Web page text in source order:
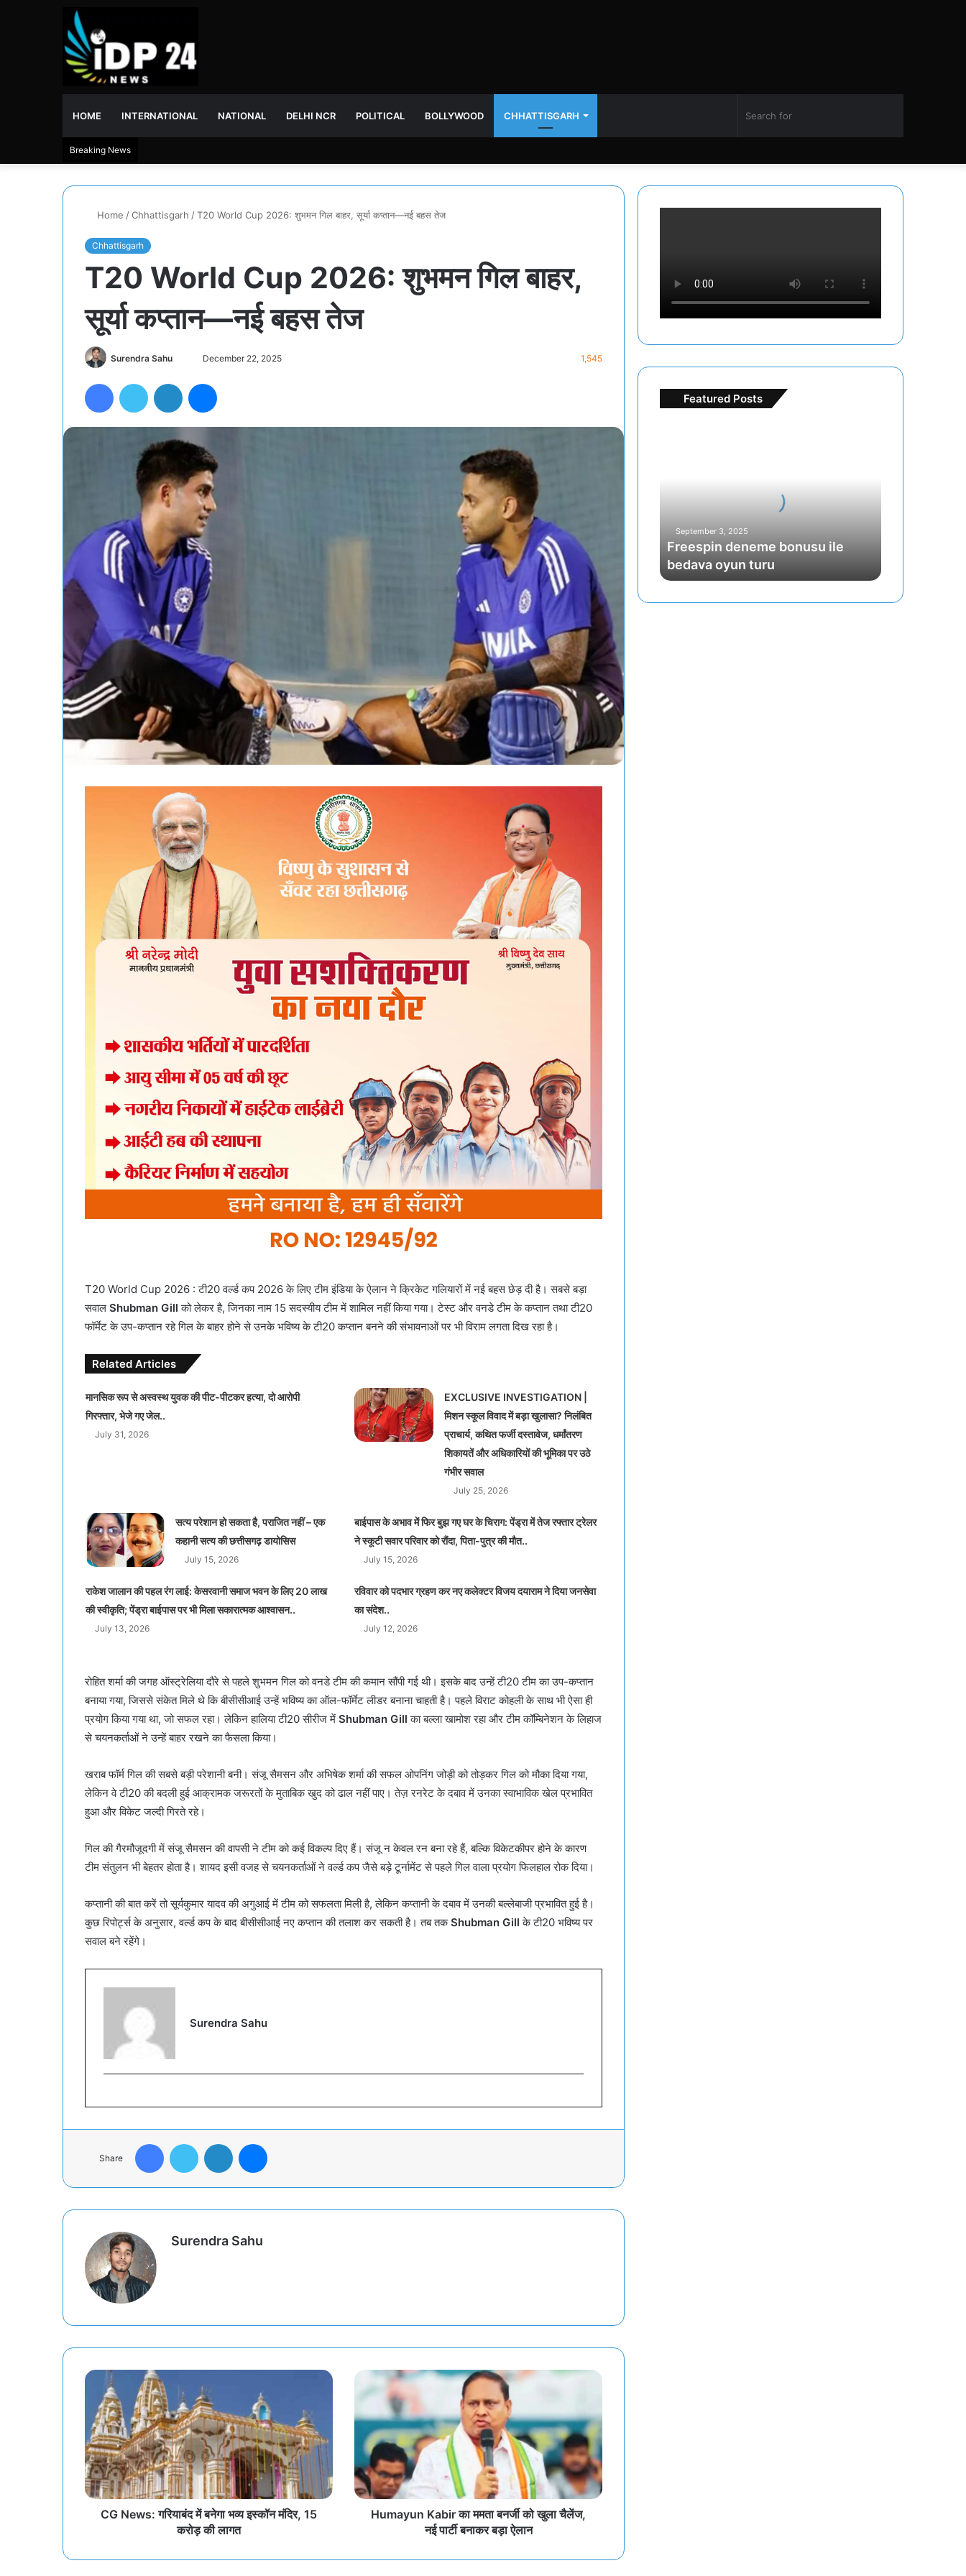
HOME INTERNATIONAL NATIONAL DELHI NCR POLITICAL BOLLYWOOD CHHATTISGARH Switch
Breaking News
Home /Chhattisgarh /T20 World Cup 2026: शुभमन गिल बाहर, सूर्या कप्तान—नई बहस तेज
Chhattisgarh
T20 World Cup 2026: शुभमन गिल बाहर,
सूर्या कप्तान—नई बहस तेज
Surendra Sahu
email
December 22, 2025 1,545
FacebookTwitter LinkedIn
T20 World Cup 2026 : टी20 वर्ल्ड कप 2026 के लिए टीम इंडिया के ऐलान ने क्रिकेट गलियारों में नई बहस छेड़ दी है। सबसे बड़ा
सवाल Shubman Gill को लेकर है, जिनका नाम 15 सदस्यीय टीम में शामिल नहीं किया गया। टेस्ट और वनडे टीम के कप्तान तथा टी20
फॉर्मेट के उप-कप्तान रहे गिल के बाहर होने से उनके भविष्य के टी20 कप्तान बनने की संभावनाओं पर भी विराम लगता दिख रहा है।
Related Articles
मानसिक रूप से अस्वस्थ युवक की पीट-पीटकर हत्या, दो आरोपी
गिरफ्तार, भेजे गए जेल..
July 31, 2026
EXCLUSIVE INVESTIGATION |
मिशन स्कूल विवाद में बड़ा खुलासा? निलंबित
प्राचार्य, कथित फर्जी दस्तावेज, धर्मांतरण
शिकायतें और अधिकारियों की भूमिका पर उठे
गंभीर सवाल
July 25, 2026
सत्य परेशान हो सकता है, पराजित नहीं – एक
कहानी सत्य की छत्तीसगढ़ डायोसिस
July 15, 2026
बाईपास के अभाव में फिर बुझ गए घर के चिराग: पेंड्रा में तेज रफ्तार ट्रेलर
ने स्कूटी सवार परिवार को रौंदा, पिता-पुत्र की मौत..
July 15, 2026
राकेश जालान की पहल रंग लाई: केसरवानी समाज भवन के लिए 20 लाख
की स्वीकृति; पेंड्रा बाईपास पर भी मिला सकारात्मक आश्वासन..
July 13, 2026
रविवार को पदभार ग्रहण कर नए कलेक्टर विजय दयाराम ने दिया जनसेवा
का संदेश..
July 12, 2026
रोहित शर्मा की जगह ऑस्ट्रेलिया दौरे से पहले शुभमन गिल को वनडे टीम की कमान सौंपी गई थी। इसके बाद उन्हें टी20 टीम का उप-कप्तान
बनाया गया, जिससे संकेत मिले थे कि बीसीसीआई उन्हें भविष्य का ऑल-फॉर्मेट लीडर बनाना चाहती है। पहले विराट कोहली के साथ भी ऐसा ही
प्रयोग किया गया था, जो सफल रहा। लेकिन हालिया टी20 सीरीज में Shubman Gill का बल्ला खामोश रहा और टीम कॉम्बिनेशन के लिहाज
से चयनकर्ताओं ने उन्हें बाहर रखने का फैसला किया।
खराब फॉर्म गिल की सबसे बड़ी परेशानी बनी। संजू सैमसन और अभिषेक शर्मा की सफल ओपनिंग जोड़ी को तोड़कर गिल को मौका दिया गया,
लेकिन वे टी20 की बदली हुई आक्रामक जरूरतों के मुताबिक खुद को ढाल नहीं पाए। तेज़ रनरेट के दबाव में उनका स्वाभाविक खेल प्रभावित
हुआ और विकेट जल्दी गिरते रहे।
गिल की गैरमौजूदगी में संजू सैमसन की वापसी ने टीम को कई विकल्प दिए हैं। संजू न केवल रन बना रहे हैं, बल्कि विकेटकीपर होने के कारण
टीम संतुलन भी बेहतर होता है। शायद इसी वजह से चयनकर्ताओं ने वर्ल्ड कप जैसे बड़े टूर्नामेंट से पहले गिल वाला प्रयोग फिलहाल रोक दिया।
कप्तानी की बात करें तो सूर्यकुमार यादव की अगुआई में टीम को सफलता मिली है, लेकिन कप्तानी के दबाव में उनकी बल्लेबाजी प्रभावित हुई है।
कुछ रिपोर्ट्स के अनुसार, वर्ल्ड कप के बाद बीसीसीआई नए कप्तान की तलाश कर सकती है। तब तकShubman Gill के टी20 भविष्य पर
सवाल बने रहेंगे।
Surendra Sahu
Share
FacebookTwitter LinkedIn
Surendra Sahu
CG News: गरियाबंद में बनेगा भव्य इस्कॉन मंदिर, 15
करोड़ की लागत
Humayun Kabir का ममता बनर्जी को खुला चैलेंज,
नई पार्टी बनाकर बड़ा ऐलान
Featured Posts
September 3, 2025
Freespin deneme bonusu ile
bedava oyun turu